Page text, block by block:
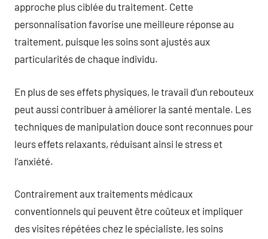
approche plus ciblée du traitement. Cette
personnalisation favorise une meilleure réponse au
traitement, puisque les soins sont ajustés aux
particularités de chaque individu.
En plus de ses effets physiques, le travail d’un rebouteux
peut aussi contribuer à améliorer la santé mentale. Les
techniques de manipulation douce sont reconnues pour
leurs effets relaxants, réduisant ainsi le stress et
l’anxiété.
Contrairement aux traitements médicaux
conventionnels qui peuvent être coûteux et impliquer
des visites répétées chez le spécialiste, les soins